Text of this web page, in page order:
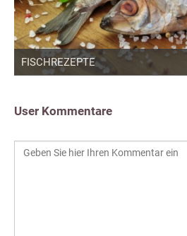
FISCHREZEPTE
User Kommentare